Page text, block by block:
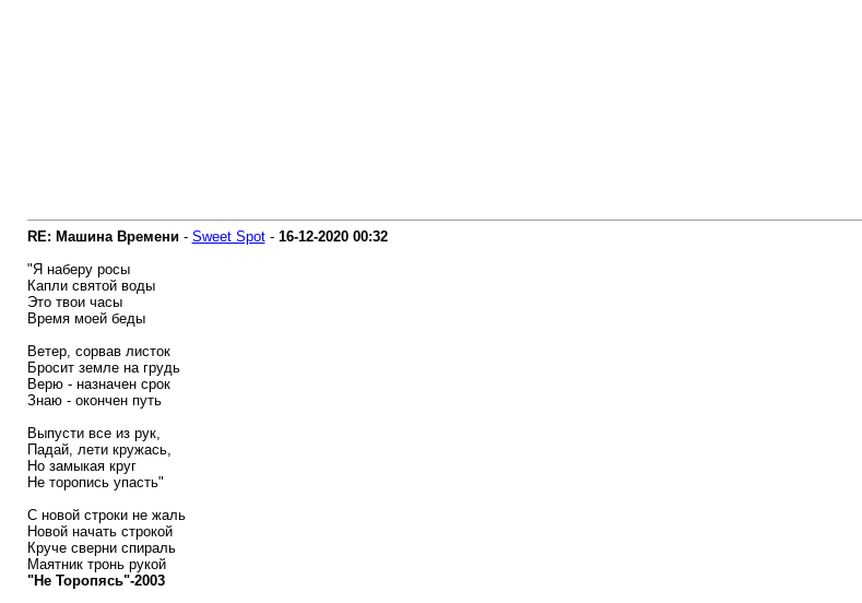
RE: Машина Времени- Sweet Spot- 16-12-2020 00:32
"Я наберу росы
Капли святой воды
Это твои часы
Время моей беды
Ветер, сорвав листок
Бросит земле на грудь
Верю - назначен срок
Знаю - окончен путь
Выпусти все из рук,
Падай, лети кружась,
Но замыкая круг
Не торопись упасть"
С новой строки не жаль
Новой начать строкой
Круче сверни спираль
Маятник тронь рукой
"Не Торопясь"-2003